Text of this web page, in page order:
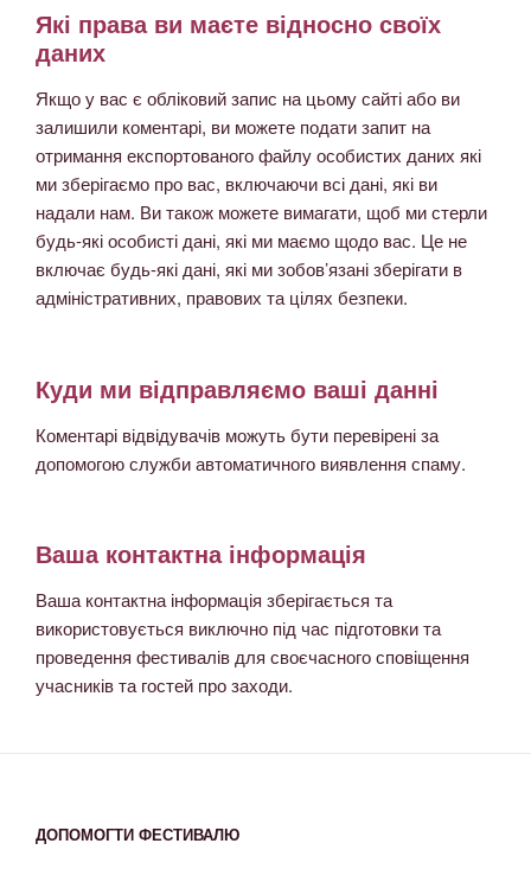
Які права ви маєте відносно своїх
даних
Якщо у вас є обліковий запис на цьому сайті або ви
залишили коментарі, ви можете подати запит на
отримання експортованого файлу особистих даних які
ми зберігаємо про вас, включаючи всі дані, які ви
надали нам. Ви також можете вимагати, щоб ми стерли
будь-які особисті дані, які ми маємо щодо вас. Це не
включає будь-які дані, які ми зобов’язані зберігати в
адміністративних, правових та цілях безпеки.
Куди ми відправляємо ваші данні
Коментарі відвідувачів можуть бути перевірені за
допомогою служби автоматичного виявлення спаму.
Ваша контактна інформація
Ваша контактна інформація зберігається та
використовується виключно під час підготовки та
проведення фестивалів для своєчасного сповіщення
учасників та гостей про заходи.
ДОПОМОГТИ ФЕСТИВАЛЮ